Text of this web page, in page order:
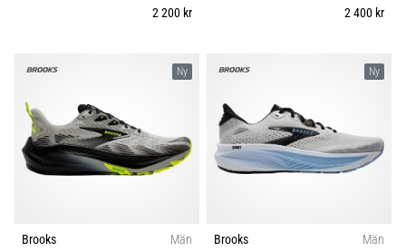
2 200 kr
2 400 kr
Ny
Brooks
Män
Ny
Brooks
Män